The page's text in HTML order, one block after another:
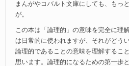
まんがやコバルト文庫にしても、もっ
が。
この本は「論理的」の意味を完全に理
は日常的に使われますが、それがどう
論理的であることの意味を理解するこ
思います。論理的になるための第一歩